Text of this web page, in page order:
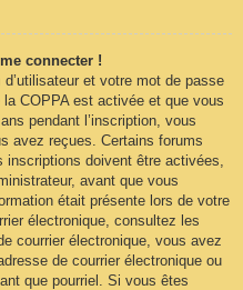
connecter !
et votre mot de passe
COPPA est activée et que vous
pendant l’inscription, vous
avez reçues. Certains forums
doivent être activées,
avant que vous
était présente lors de votre
électronique, consultez les
courrier électronique, vous avez
de courrier électronique ou
que pourriel. Si vous êtes